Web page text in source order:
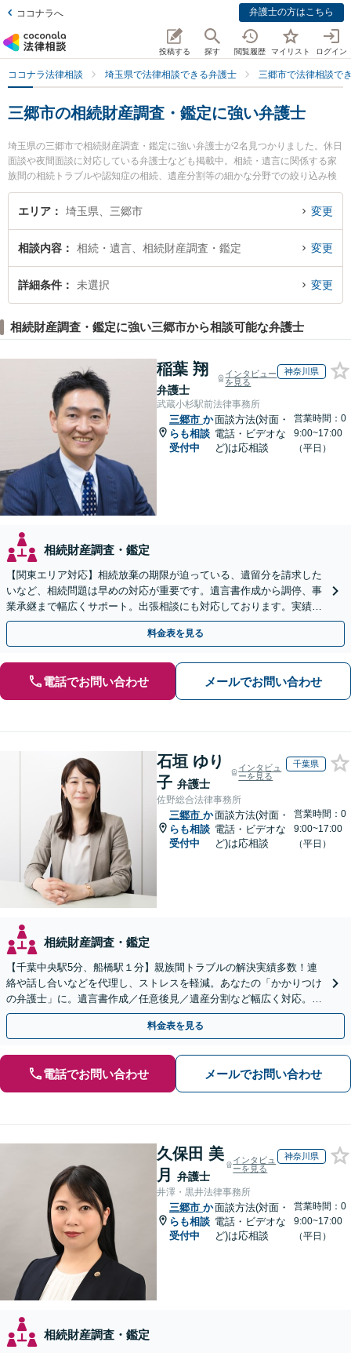
ココナラへ 弁護士の方はこちら
投稿する 探す 閲覧履歴 マイリスト ログイン
ココナラ法律相談 埼玉県で法律相談できる弁護士 三郷市で法律相談で
三郷市の相続財産調査・鑑定に強い弁護士
埼玉県の三郷市で相続財産調査・鑑定に強い弁護士が2名見つかりました。休日
面談や夜間面談に対応している弁護士なども掲載中。相続・遺言に関係する家
族間の相続トラブルや認知症の相続、遺産分割等の細かな分野での絞り込み検
索もでき便利です。特にみさと法律事務所の吉廣 慶子弁護士や三郷中央法律事
務所の須賀 翼弁護士のプロフィール情報や弁護士費用、強みなどが注目されて
な近くの弁護士を検索したい』『初回相談無料で相続財産調査・鑑定を法律相
談できる三郷市内の弁護士に相談予約したい』などでお困りの相談者さんにお
すすめです。
エリア 埼玉県、三郷市 変更
相談内容 相続・遺言、相続財産調査・鑑定 変更
詳細条件 未選択 変更
相続財産調査・鑑定に強い三郷市から相談可能な弁護士
稲葉 翔
弁護士
インタビュー
を見る
神奈川県
武蔵小杉駅前法律事務所
三郷市 か
らも相談
受付中
面談方法(対面・
電話・ビデオな
ど)は応相談
営業時間：0
9:00~17:00
（平日）
相続財産調査・鑑定
【関東エリア対応】相続放棄の期限が迫っている、遺留分を請求した
いなど、相続問題は早めの対応が重要です。遺言書作成から調停、事
業承継まで幅広くサポート。出張相談にも対応しております。実績豊
富な当事務所へ今すぐご連絡ください【初回相談無料】
料金表を見る
電話でお問い合わせ メールでお問い合わせ
石垣 ゆり
子 弁護士
インタビュ
ーを見る
千葉県
佐野総合法律事務所
三郷市 か
らも相談
受付中
面談方法(対面・
電話・ビデオな
ど)は応相談
営業時間：0
9:00~17:00
（平日）
相続財産調査・鑑定
【千葉中央駅5分、船橋駅１分】親族間トラブルの解決実績多数！連
絡や話し合いなどを代理し、ストレスを軽減。あなたの「かかりつけ
の弁護士」に。遺言書作成／任意後見／遺産分割など幅広く対応。お
気軽にご相談ください！【初回来所相談30分無料】
料金表を見る
電話でお問い合わせ メールでお問い合わせ
久保田 美
月
弁護士
インタビュ
ーを見る
神奈川県
井澤・黒井法律事務所
三郷市 か
らも相談
受付中
面談方法(対面・
電話・ビデオな
ど)は応相談
営業時間：0
9:00~17:00
（平日）
相続財産調査・鑑定